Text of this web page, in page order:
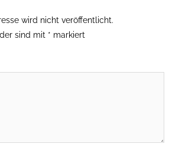
wird nicht veröffentlicht.
sind mit * markiert